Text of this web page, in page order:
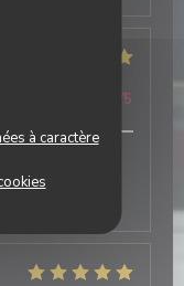
à caractère
/5
; très grand